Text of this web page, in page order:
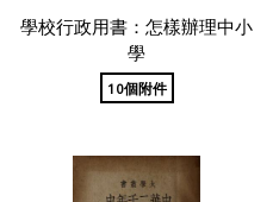
學校行政用書：怎樣辦理中小
學
10個附件